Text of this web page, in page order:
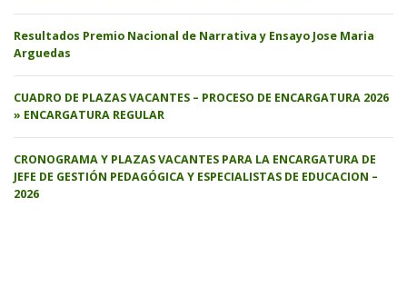
Resultados Premio Nacional de Narrativa y Ensayo Jose Maria
Arguedas
CUADRO DE PLAZAS VACANTES – PROCESO DE ENCARGATURA 2026
» ENCARGATURA REGULAR
CRONOGRAMA Y PLAZAS VACANTES PARA LA ENCARGATURA DE
JEFE DE GESTIÓN PEDAGÓGICA Y ESPECIALISTAS DE EDUCACION –
2026